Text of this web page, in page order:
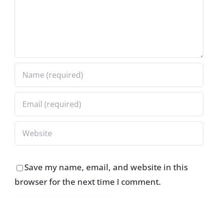
Save my name, email, and website in this
browser for the next time I comment.